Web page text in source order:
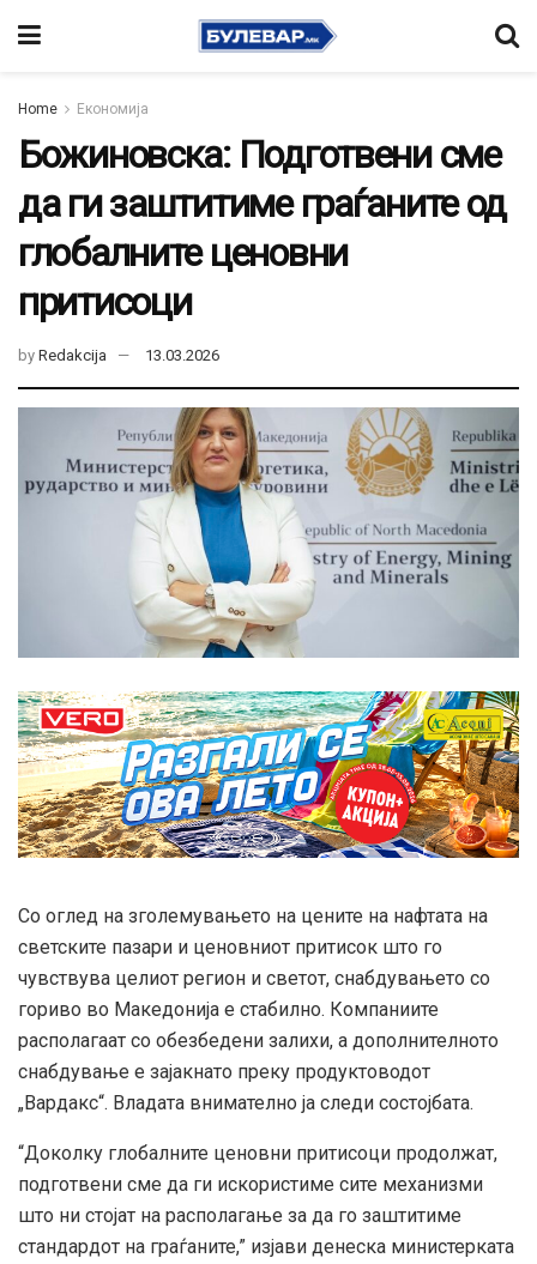
Home Економија
Божиновска: Подготвени сме
да ги заштитиме граѓаните од
глобалните ценовни
притисоци
by Redakcija 13.03.2026
Со оглед на зголемувањето на цените на нафтата на
светските пазари и ценовниот притисок што го
чувствува целиот регион и светот, снабдувањето со
гориво во Македонија е стабилно. Компаниите
располагаат со обезбедени залихи, а дополнителното
снабдување е зајакнато преку продуктоводот
„Вардакс“. Владата внимателно ја следи состојбата.
“Доколку глобалните ценовни притисоци продолжат,
подготвени сме да ги искористиме сите механизми
што ни стојат на располагање за да го заштитиме
стандардот на граѓаните,” изјави денеска министерката